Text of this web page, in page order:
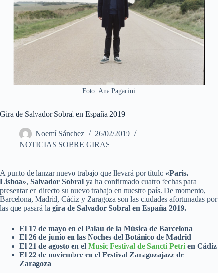
Foto: Ana Paganini
Gira de Salvador Sobral en España 2019
Noemí Sánchez
26/02/2019
NOTICIAS SOBRE GIRAS
A punto de lanzar nuevo trabajo que llevará por título «Paris,
Lisboa», Salvador Sobral ya ha confirmado cuatro fechas para
presentar en directo su nuevo trabajo en nuestro país. De momento,
Barcelona, Madrid, Cádiz y Zaragoza son las ciudades afortunadas por
las que pasará la gira de Salvador Sobral en España 2019.
El 17 de mayo en el Palau de la Música de Barcelona
El 26 de junio en las Noches del Botánico de Madrid
El 21 de agosto en el Music Festival de Sancti Petri en Cádiz
El 22 de noviembre en el Festival Zaragozajazz de
Zaragoza